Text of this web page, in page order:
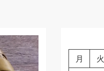
月
火